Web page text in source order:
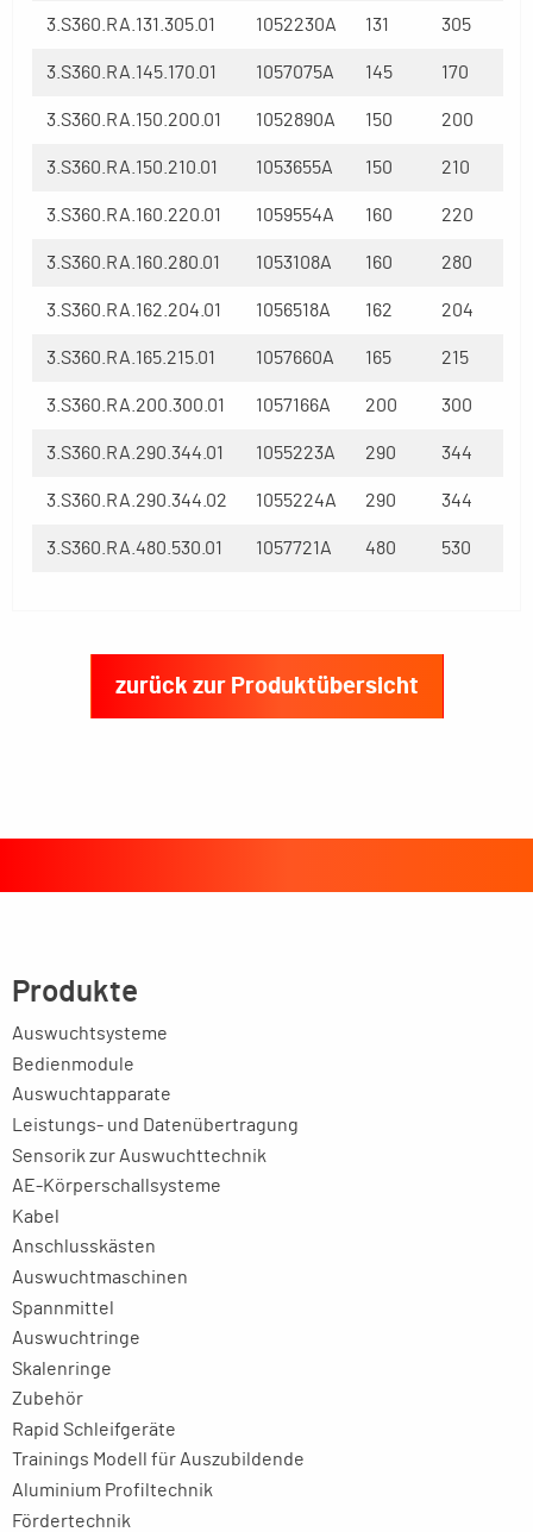
3.S360.RA.131.305.01 1052230A 131 305
3.S360.RA.145.170.01 1057075A 145 170
3.S360.RA.150.200.01 1052890A 150 200
3.S360.RA.150.210.01 1053655A 150 210
3.S360.RA.160.220.01 1059554A 160 220
3.S360.RA.160.280.01 1053108A 160 280
3.S360.RA.162.204.01 1056518A 162 204
3.S360.RA.165.215.01 1057660A 165 215
3.S360.RA.200.300.01 1057166A 200 300
3.S360.RA.290.344.01 1055223A 290 344
3.S360.RA.290.344.02 1055224A 290 344
3.S360.RA.480.530.01 1057721A 480 530
zurück zur Produktübersicht
Produkte
Auswuchtsysteme
Bedienmodule
Auswuchtapparate
Leistungs- und Datenübertragung
Sensorik zur Auswuchttechnik
AE-Körperschallsysteme
Kabel
Anschlusskästen
Auswuchtmaschinen
Spannmittel
Auswuchtringe
Skalenringe
Zubehör
Rapid Schleifgeräte
Trainings Modell für Auszubildende
Aluminium Profiltechnik
Fördertechnik